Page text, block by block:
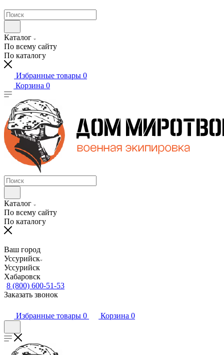
Каталог
По всему сайту
По каталогу
Избранные товары 0
Корзина 0
Каталог
По всему сайту
По каталогу
Ваш город
Уссурийск
Уссурийск
Хабаровск
8 (800) 600-51-53
Заказать звонок
Избранные товары 0 Корзина 0